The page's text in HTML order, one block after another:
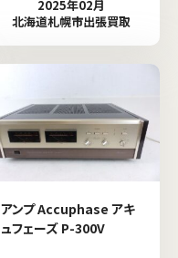
2025年02月
北海道札幌市出張買取
アンプ Accuphase アキ
ュフェーズ P-300V